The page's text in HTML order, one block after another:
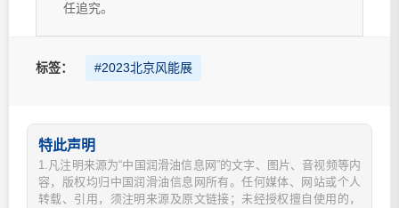
任追究。
标签： #2023北京风能展
特此声明
1.凡注明来源为“中国润滑油信息网”的文字、图片、音视频等内
容，版权均归中国润滑油信息网所有。任何媒体、网站或个人
转载、引用，须注明来源及原文链接；未经授权擅自使用的，